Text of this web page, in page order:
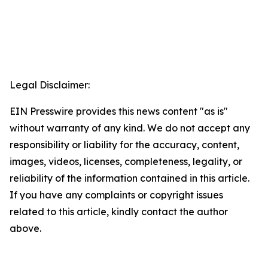
Legal Disclaimer:
EIN Presswire provides this news content "as is"
without warranty of any kind. We do not accept any
responsibility or liability for the accuracy, content,
images, videos, licenses, completeness, legality, or
reliability of the information contained in this article.
If you have any complaints or copyright issues
related to this article, kindly contact the author
above.